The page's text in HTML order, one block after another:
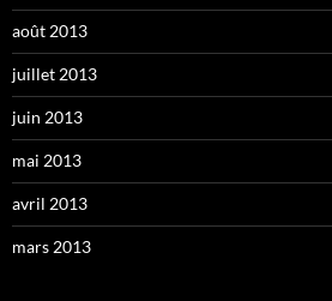
août 2013
juillet 2013
juin 2013
mai 2013
avril 2013
mars 2013